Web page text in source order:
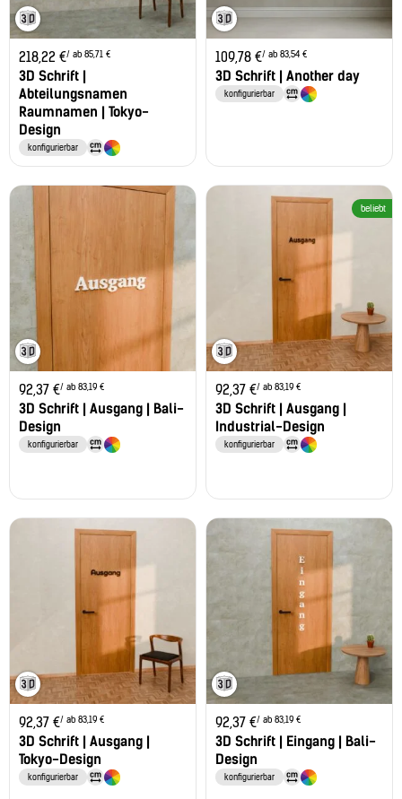
218,22 €/ ab 85,71 €
3D Schrift |
Abteilungsnamen
Raumnamen | Tokyo-
Design
konfigurierbar
109,78 €/ ab 83,54 €
3D Schrift | Another day
konfigurierbar
92,37 €/ ab 83,19 €
3D Schrift | Ausgang | Bali-
Design
konfigurierbar
beliebt
92,37 €/ ab 83,19 €
3D Schrift | Ausgang |
Industrial-Design
konfigurierbar
92,37 €/ ab 83,19 €
3D Schrift | Ausgang |
Tokyo-Design
konfigurierbar
92,37 €/ ab 83,19 €
3D Schrift | Eingang | Bali-
Design
konfigurierbar